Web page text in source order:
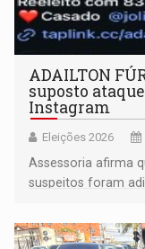
ADAILTON
suposto
Instagram
Eleições 2026
Assessoria afirma
suspeitos foram
remover as contas